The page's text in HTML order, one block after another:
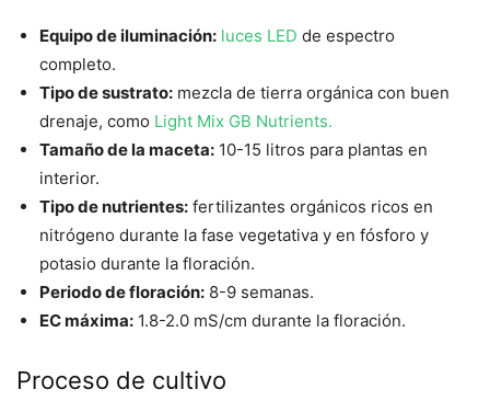
Equipo de iluminación: luces LED de espectro
completo.
Tipo de sustrato: mezcla de tierra orgánica con buen
drenaje, como Light Mix GB Nutrients.
Tamaño de la maceta: 10-15 litros para plantas en
interior.
Tipo de nutrientes: fertilizantes orgánicos ricos en
nitrógeno durante la fase vegetativa y en fósforo y
potasio durante la floración.
Periodo de floración: 8-9 semanas.
EC máxima: 1.8-2.0 mS/cm durante la floración.
Proceso de cultivo